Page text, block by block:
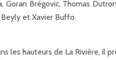
Goran Brégovic, Thomas
et Xavier Buffo.
les hauteurs de La Rivière, il